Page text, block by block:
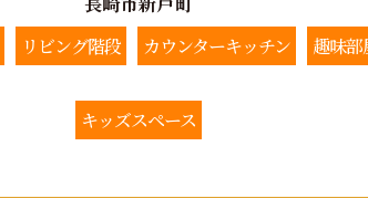
リビング階段 カウンターキッチン 趣味部
キッズスペース